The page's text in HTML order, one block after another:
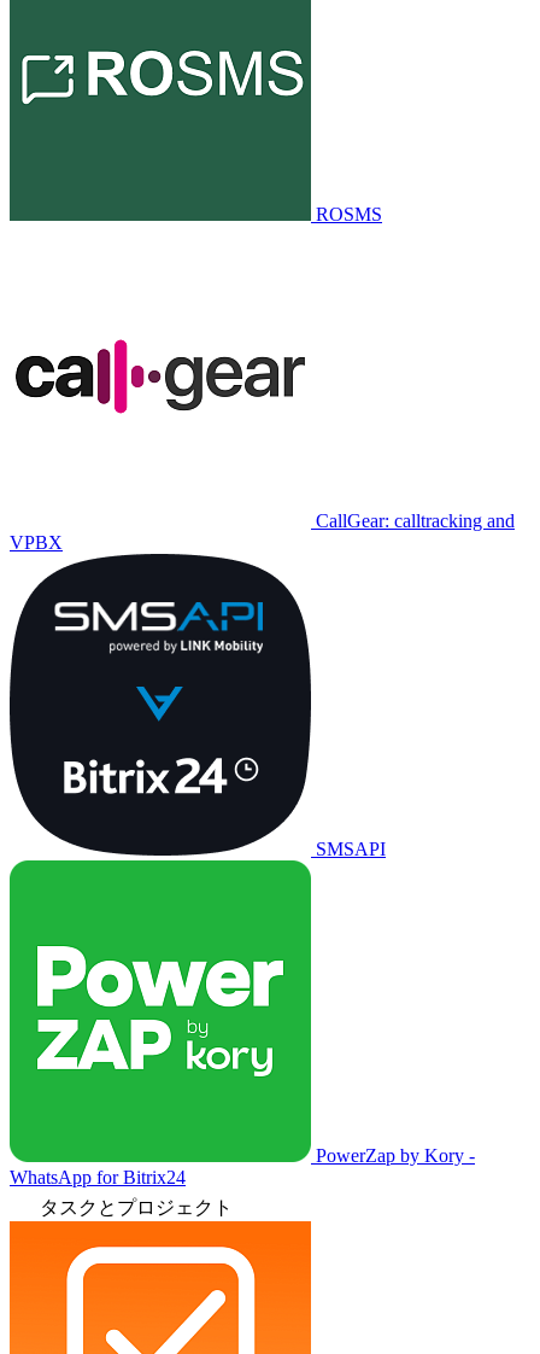
ROSMS
CallGear: calltracking and
VPBX
SMSAPI
PowerZap by Kory -
WhatsApp for Bitrix24
タスクとプロジェクト